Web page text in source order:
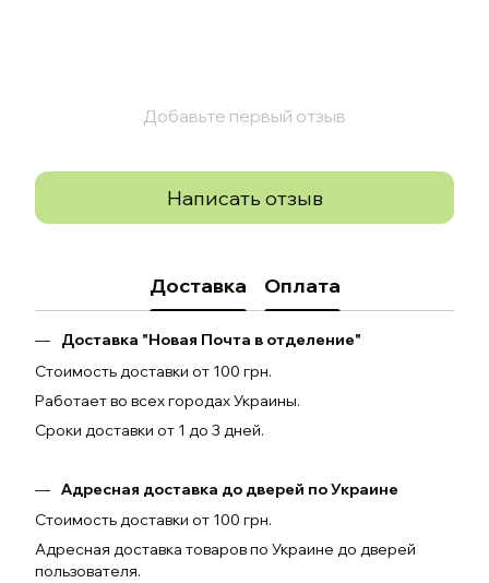
Добавьте первый отзыв
Написать отзыв
Доставка Оплата
Доставка "Новая Почта в отделение"
Стоимость доставки от 100 грн.
Работает во всех городах Украины.
Сроки доставки от 1 до 3 дней.
Адресная доставка до дверей по Украине
Стоимость доставки от 100 грн.
Адресная доставка товаров по Украине до дверей
пользователя.